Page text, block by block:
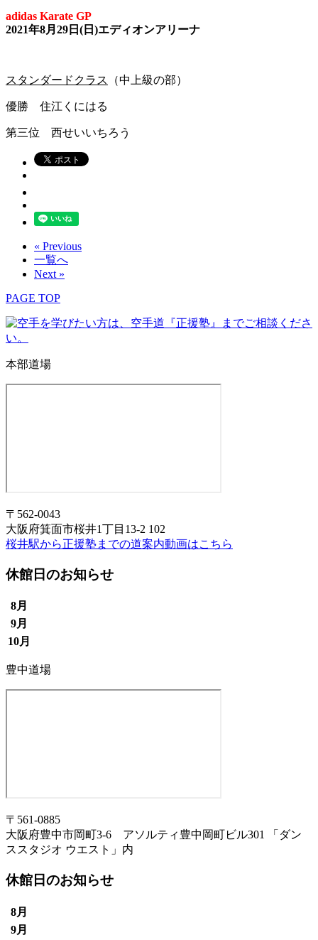
adidas Karate GP
2021年8月29日(日)エディオンアリーナ
スタンダードクラス （中上級の部）
優勝 住江くにはる
第三位 西せいいちろう
« Previous
一覧へ
Next »
PAGE TOP
本部道場
〒562-0043
大阪府箕面市桜井1丁目13-2 102
桜井駅から正援塾までの道案内動画はこちら
休館日のお知らせ
8月
9月
10月
豊中道場
〒561-0885
大阪府豊中市岡町3-6 アソルティ豊中岡町ビル301 「ダン
ススタジオ ウエスト」内
休館日のお知らせ
8月
9月